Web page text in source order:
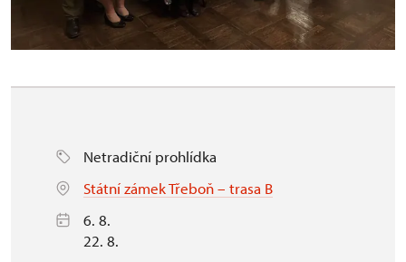
Netradiční prohlídka
Státní zámek Třeboň – trasa B
6. 8.
22. 8.